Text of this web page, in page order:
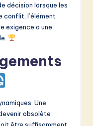
décision lorsque les
conflit, l’élément
exigence a une
Une
obsolète
être suffisamment